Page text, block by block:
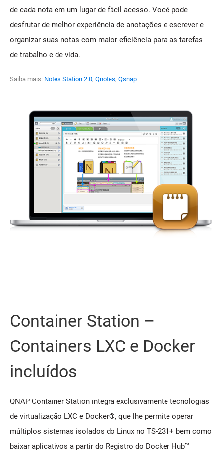
de cada nota em um lugar de fácil acesso. Você pode
desfrutar de melhor experiência de anotações e escrever e
organizar suas notas com maior eficiência para as tarefas
de trabalho e de vida.
Saiba mais: Notes Station 2.0, Qnotes, Qsnap
Container Station –
Containers LXC e Docker
incluídos
QNAP Container Station integra exclusivamente tecnologias
de virtualização LXC e Docker®, que lhe permite operar
múltiplos sistemas isolados do Linux no TS-231+ bem como
baixar aplicativos a partir do Registro do Docker Hub™